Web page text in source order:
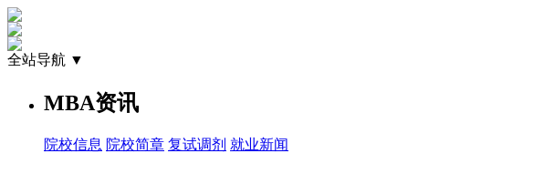
全站导航 ▼
MBA资讯
院校信息 院校简章 复试调剂 就业新闻